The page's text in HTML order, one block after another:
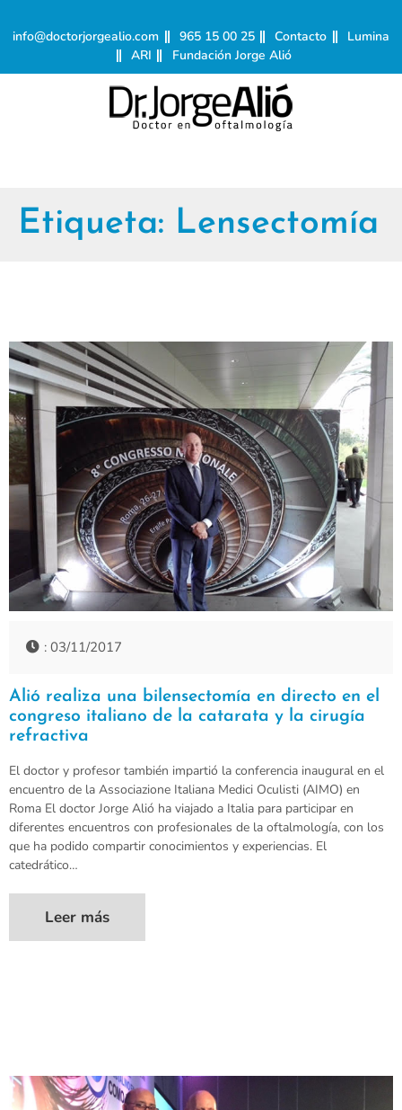
info@doctorjorgealio.com 965 15 00 25 Contacto
Lumina
ARI
Fundación Jorge Alió
Etiqueta: Lensectomía
: 03/11/2017
Alió realiza una bilensectomía en directo en el
congreso italiano de la catarata y la cirugía
refractiva
El doctor y profesor también impartió la conferencia inaugural en el
encuentro de la Associazione Italiana Medici Oculisti (AIMO) en
Roma El doctor Jorge Alió ha viajado a Italia para participar en
diferentes encuentros con profesionales de la oftalmología, con los
que ha podido compartir conocimientos y experiencias. El
catedrático…
Leer más